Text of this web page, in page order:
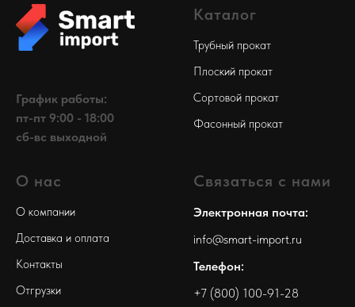
График работы:
пт-пт 9:00 - 18:00
сб-вс выходной
Каталог
Трубный прокат
Плоский прокат
Сортовой прокат
Фасонный прокат
О нас
О компании
Доставка и оплата
Контакты
Отгрузки
Связаться с нами
Электронная почта:
info@smart-import.ru
Телефон:
+7 (800) 100-91-28